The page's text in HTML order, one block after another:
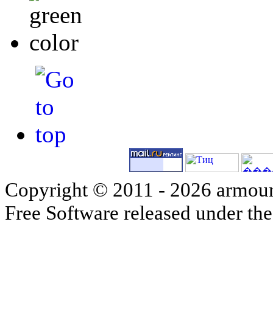
Copyright © 2011 - 2026
Free Software released under